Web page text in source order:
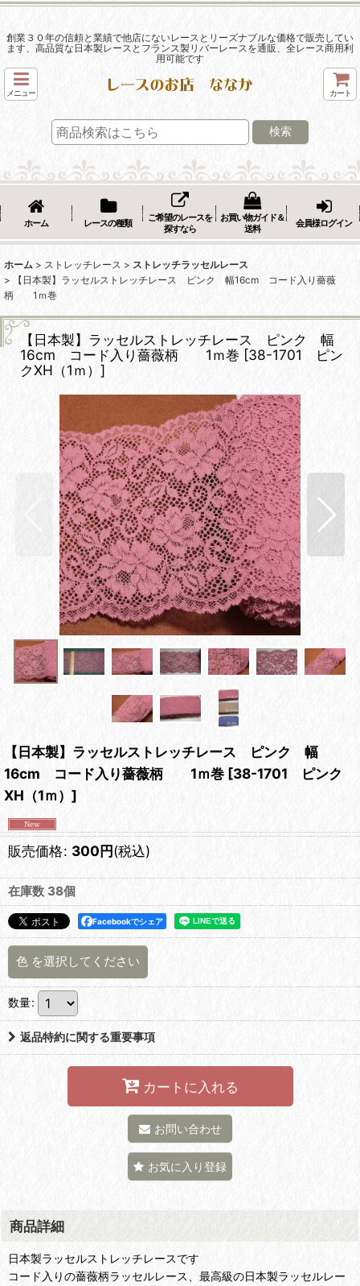
創業３０年の信頼と業績で他店にないレースとリーズナブルな価格で販売してい
ます、高品質な日本製レースとフランス製リバーレースを通販、全レース商用利
用可能です
メニュー カート
検索
ホーム レースの種類
ご希望のレースを
探すなら
お買い物ガイド＆
送料
会員様ログイン
ホーム > ストレッチレース > ストレッチラッセルレース
>
【日本製】ラッセルストレッチレース ピンク 幅16cm コード入り薔薇
柄 1ｍ巻
【日本製】ラッセルストレッチレース ピンク 幅
16cm コード入り薔薇柄 1ｍ巻 [38-1701 ピン
クXH（1ｍ） ]
【日本製】ラッセルストレッチレース ピンク 幅
16cm コード入り薔薇柄 1ｍ巻 [38-1701 ピンク
XH（1ｍ） ]
販売価格: 300円(税込)
在庫数 38個
Facebookでシェア
色 を選択してください
数量:
返品特約に関する重要事項
カートに入れる
お問い合わせ
お気に入り登録
商品詳細
日本製ラッセルストレッチレースです
コード入りの薔薇柄ラッセルレース、最高級の日本製ラッセルレー